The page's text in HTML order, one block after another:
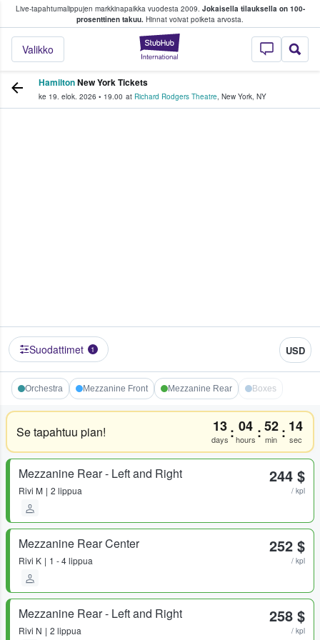
Live-tapahtumalippujen markkinapaikka vuodesta 2009. Jokaisella tilauksella on 100-
prosenttinen takuu. Hinnat voivat poiketa arvosta.
StubHub -
Valikko
fanit ostavat ja myyvät lippuja
HamiltonNew York Tickets
ke 19. elok. 2026 • 19.00 at Richard Rodgers Theatre, New York, NY
Suodattimet 1 USD
Orchestra Mezzanine Front Mezzanine Rear Boxes
Se tapahtuu pian! 13
days : 04
hours :52
min : 14
sec
Mezzanine Rear - Left and Right
Rivi M 2 lippua
244 $
/ kpl
Mezzanine Rear Center
Rivi K 1 - 4 lippua
252 $
/ kpl
Mezzanine Rear - Left and Right
Rivi N 2 lippua
258 $
/ kpl